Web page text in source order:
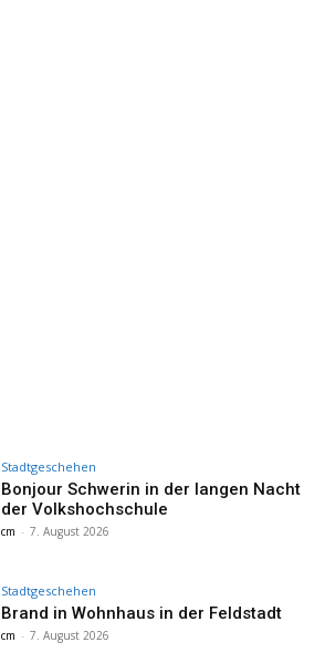
Stadtgeschehen
Bonjour Schwerin in der langen Nacht
der Volkshochschule
cm - 7. August 2026
Stadtgeschehen
Brand in Wohnhaus in der Feldstadt
cm - 7. August 2026